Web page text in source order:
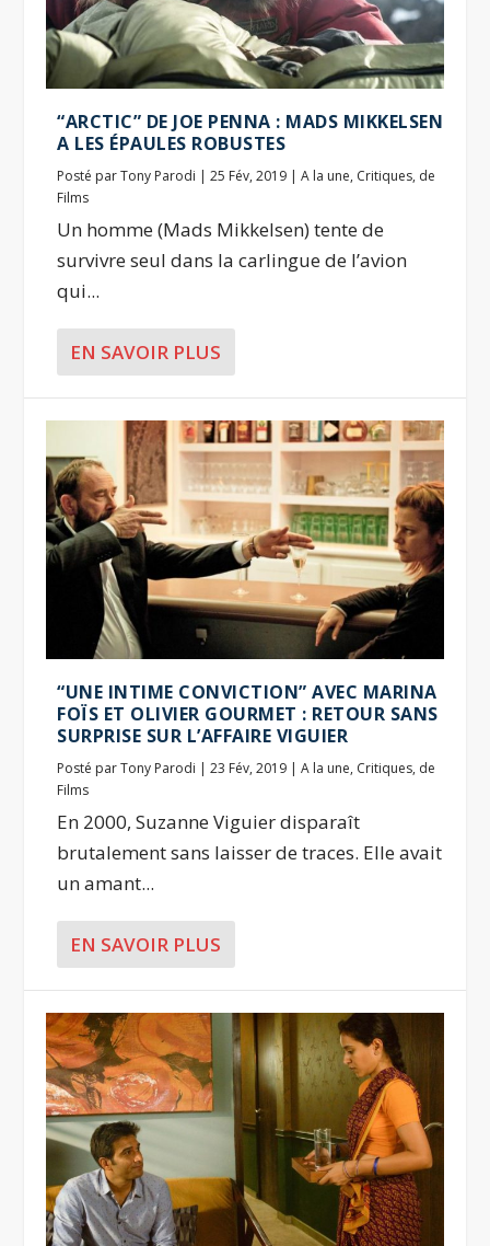
“ARCTIC” DE JOE PENNA : MADS MIKKELSEN
A LES ÉPAULES ROBUSTES
Posté parTony Parodi |25 Fév, 2019 |A la une, Critiques, de
Films
Un homme (Mads Mikkelsen) tente de
survivre seul dans la carlingue de l’avion
qui...
EN SAVOIR PLUS
“UNE INTIME CONVICTION” AVEC MARINA
FOÏS ET OLIVIER GOURMET : RETOUR SANS
SURPRISE SUR L’AFFAIRE VIGUIER
Posté parTony Parodi |23 Fév, 2019 |A la une, Critiques, de
Films
En 2000, Suzanne Viguier disparaît
brutalement sans laisser de traces. Elle avait
un amant...
EN SAVOIR PLUS